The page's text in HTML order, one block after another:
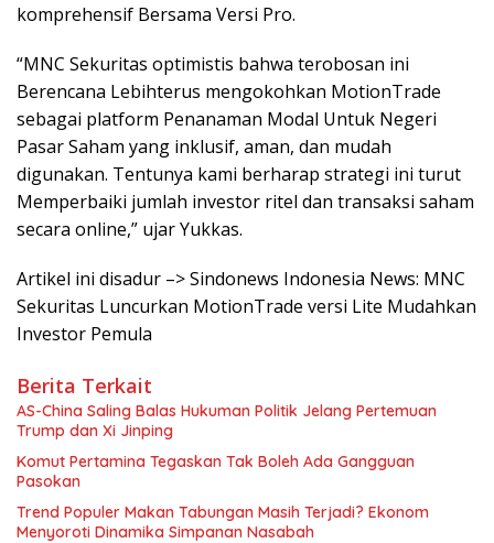
komprehensif Bersama Versi Pro.
“MNC Sekuritas optimistis bahwa terobosan ini
Berencana Lebihterus mengokohkan MotionTrade
sebagai platform Penanaman Modal Untuk Negeri
Pasar Saham yang inklusif, aman, dan mudah
digunakan. Tentunya kami berharap strategi ini turut
Memperbaiki jumlah investor ritel dan transaksi saham
secara online,” ujar Yukkas.
Artikel ini disadur –> Sindonews Indonesia News: MNC
Sekuritas Luncurkan MotionTrade versi Lite Mudahkan
Investor Pemula
Berita Terkait
AS-China Saling Balas Hukuman Politik Jelang Pertemuan
Trump dan Xi Jinping
Komut Pertamina Tegaskan Tak Boleh Ada Gangguan
Pasokan
Trend Populer Makan Tabungan Masih Terjadi? Ekonom
Menyoroti Dinamika Simpanan Nasabah